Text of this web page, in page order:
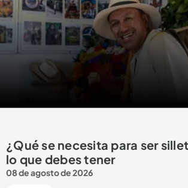
¿Qué se necesita para ser
lo que debes tener
08 de agosto de 2026